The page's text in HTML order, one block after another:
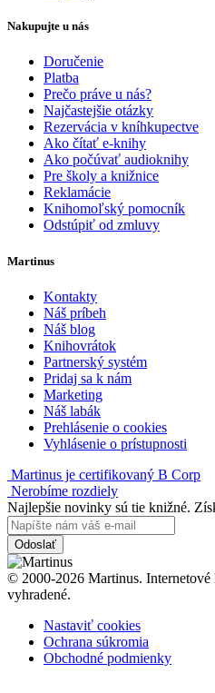
Nakupujte u nás
Doručenie
Platba
Prečo práve u nás?
Najčastejšie otázky
Rezervácia v kníhkupectve
Ako čítať e-knihy
Ako počúvať audioknihy
Pre školy a knižnice
Reklamácie
Knihomoľský pomocník
Odstúpiť od zmluvy
Martinus
Kontakty
Náš príbeh
Náš blog
Knihovrátok
Partnerský systém
Pridaj sa k nám
Marketing
Náš labák
Prehlásenie o cookies
Vyhlásenie o prístupnosti
Martinus je certifikovaný B Corp
Nerobíme rozdiely
Najlepšie novinky sú tie knižné.
Odoslať
© 2000-2026 Martinus.
vyhradené.
Nastaviť cookies
Ochrana súkromia
Obchodné podmienky